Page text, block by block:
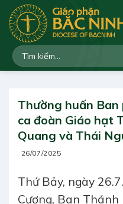
qua
dung
Thường huấn Ban
ca đoàn Giáo hạt
Quang và Thái
26/07/2025
Thứ Bảy, ngày
Cương, Ban